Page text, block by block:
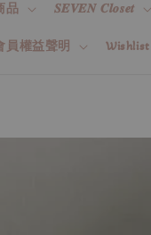
品 𝑺𝑬𝑽𝑬𝑵 𝑪𝒍𝒐𝒔𝒆𝒕
員權益聲明 Wishlist